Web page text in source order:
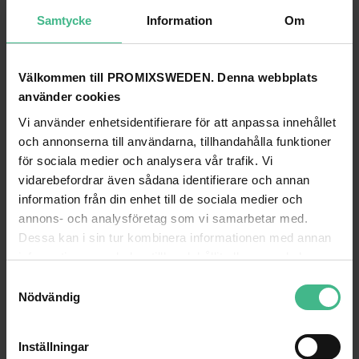
Samtycke Information Om
Välkommen till PROMIXSWEDEN. Denna webbplats
använder cookies
Vi använder enhetsidentifierare för att anpassa innehållet
och annonserna till användarna, tillhandahålla funktioner
för sociala medier och analysera vår trafik. Vi
vidarebefordrar även sådana identifierare och annan
information från din enhet till de sociala medier och
annons- och analysföretag som vi samarbetar med.
Dessa kan i sin tur kombinera informationen med annan
information som du har tillhandahållit eller som de har
Nödvändig
Inställningar
OMNITRONIC IEC EXTENSION 3X1.0 1M BK
Omnitronic IEC förlängning 3x1,0 1m svart
151 kr
GÅ TILL PRODUKT
Omnitronic IEC förlängning 3x1,0
199 kr
GÅ TILL PRODUKT
ANDRA KUNDER KÖPTE OCKSÅ